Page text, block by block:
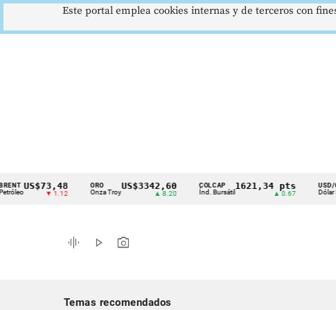
Cintillo
indicadores
económicos
▼ 1.12
ORO
Onza Troy
US$3342,60 COLCAP
Índ. Bursátil
1621,34 pts USD/COP
Dólar Spot ▲
graphic_eq play_arrow photo_camera
Temas recomendados
Este portal emplea cookies internas y de terceros con